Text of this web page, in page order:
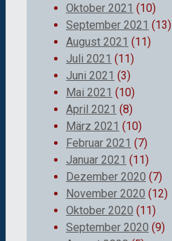
Oktober 2021 (10)
September 2021 (13)
August 2021 (11)
Juli 2021 (11)
Juni 2021 (3)
Mai 2021 (10)
April 2021 (8)
März 2021 (10)
Februar 2021 (7)
Januar 2021 (11)
Dezember 2020 (7)
November 2020 (12)
Oktober 2020 (11)
September 2020 (9)